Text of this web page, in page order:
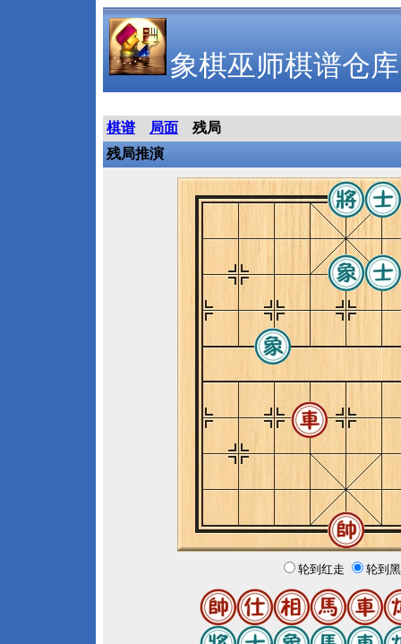
象棋巫师棋谱仓库
棋谱 局面
残局
残局推演
轮到红走 轮到